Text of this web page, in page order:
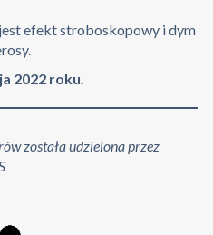
efekt stroboskopowy i dym
2022 roku.
została udzielona przez